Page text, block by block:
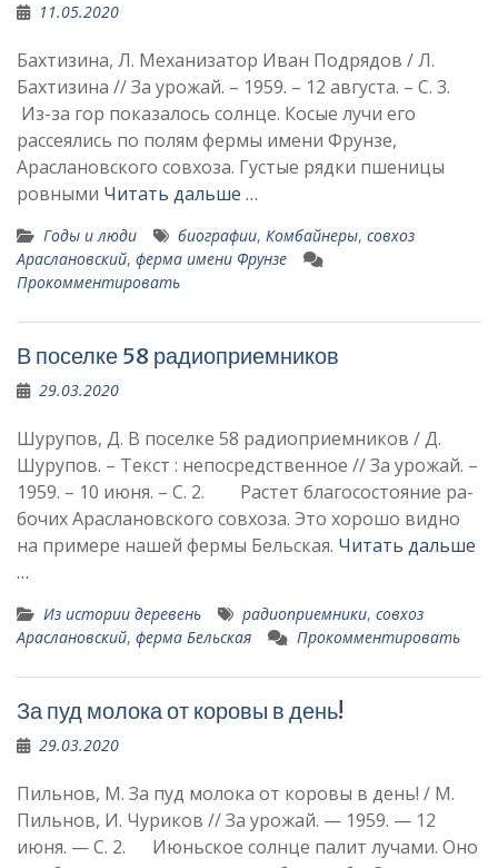
11.05.2020
Бахтизина, Л. Механизатор Иван Подрядов / Л.
Бахтизина // За урожай. – 1959. – 12 августа. – С. 3.
Из-за гор показалось солнце. Косые лучи его
рассеялись по полям фермы имени Фрунзе,
Араслановского совхоза. Густые рядки пшеницы
ров­ными Читать дальше …
Годы и люди биографии, Комбайнеры, совхоз
Араслановский, ферма имени Фрунзе
Прокомментировать
В поселке 58 радиоприемников
29.03.2020
Шурупов, Д. В поселке 58 радиоприемников / Д.
Шурупов. – Текст : непосредственное // За урожай. –
1959. – 10 июня. – С. 2. Растет благосостояние ра­
бочих Араслановского сов­хоза. Это хорошо видно
на примере нашей фермы Бельская. Читать дальше
…
Из истории деревень радиоприемники, совхоз
Араслановский, ферма Бельская Прокомментировать
За пуд молока от коровы в день!
29.03.2020
Пильнов, М. За пуд молока от коровы в день! / М.
Пильнов, И. Чуриков // За урожай. — 1959. — 12
июня. — С. 2. Июньское солнце палит лучами. Оно